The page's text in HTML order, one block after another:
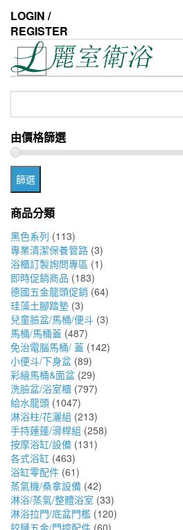
the
content
LOGIN /
REGISTER
鍵
字:
由價格篩選
篩選
商品分類
黑色系列 (113)
專業清潔保養管路 (3)
浴櫃訂製詢問專區 (1)
即時促銷商品 (183)
德國五金龍頭促銷 (64)
珪藻土腳踏墊 (3)
兒童臉盆/馬桶/便斗 (3)
馬桶/馬桶蓋 (487)
免治電腦馬桶/ 蓋 (142)
小便斗/下身盆 (89)
彩繪馬桶&面盆 (29)
洗臉盆/浴室櫃 (797)
給水龍頭 (1047)
淋浴柱/花灑組 (213)
手持蓮蓬/滑桿組 (258)
按摩浴缸/設備 (131)
各式浴缸 (463)
浴缸零配件 (61)
蒸氣機/桑拿設備 (42)
淋浴/蒸氣/整體浴室 (33)
淋浴拉門/底盆門檻 (120)